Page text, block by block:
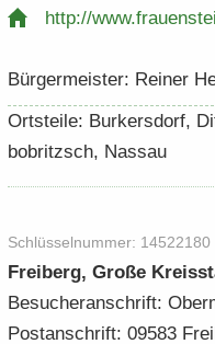
http:/​/​
Bür­ger­meis­ter: Rei­ner
Orts­tei­le: Bur­kers­dorf,
bobritzsch, Nas­sau
Schlüs­sel­num­mer: 14522180
Frei­berg, Große
Be­su­cher­an­schrift:
Post­an­schrift: 09583